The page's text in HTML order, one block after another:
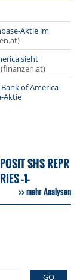
Aktie im
sieht
(finanzen.at)
of America
Aktie
SHS REPR
-1-
mehr Analysen
GO